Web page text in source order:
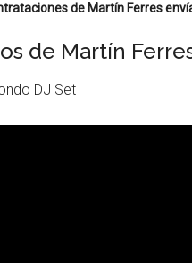
de Martín Ferres
de Martín
DJ Set